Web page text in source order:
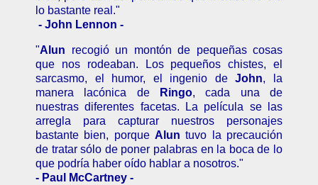
lo bastante real."
- John Lennon -
"Alun recogió un montón de pequeñas cosas
que nos rodeaban. Los pequeños chistes, el
sarcasmo, el humor, el ingenio deJohn, la
manera lacónica de
Ringo, cada una de
nuestras diferentes facetas. La película se las
arregla para capturar nuestros personajes
bastante bien, porque Aluntuvo la precaución
de tratar sólo de poner palabras en la boca de lo
que podría haber oído hablar a nosotros."
- Paul McCartney -